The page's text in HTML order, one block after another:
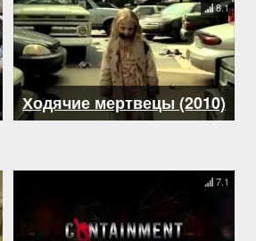
Ходячие мертвецы (2010)
8.1
7.1